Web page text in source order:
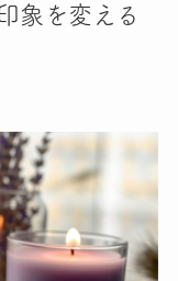
象を変える